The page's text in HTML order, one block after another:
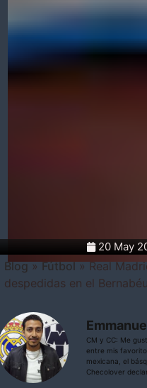
20 May
Blog»Fútbol»Real
despedidas en el Bernabéu
CM y CC: Me
entre mis
mexicana, el
Checolover